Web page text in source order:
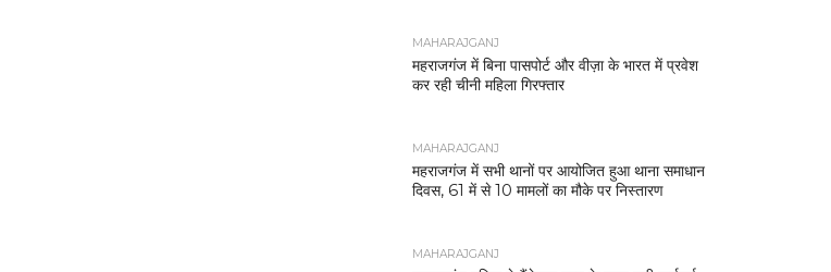
MAHARAJGANJ
महराजगंज में बिना पासपोर्ट और वीज़ा के भारत में प्रवेश
कर रही चीनी महिला गिरफ्तार
MAHARAJGANJ
महराजगंज में सभी थानों पर आयोजित हुआ थाना समाधान
दिवस, 61 में से 10 मामलों का मौके पर निस्तारण
MAHARAJGANJ